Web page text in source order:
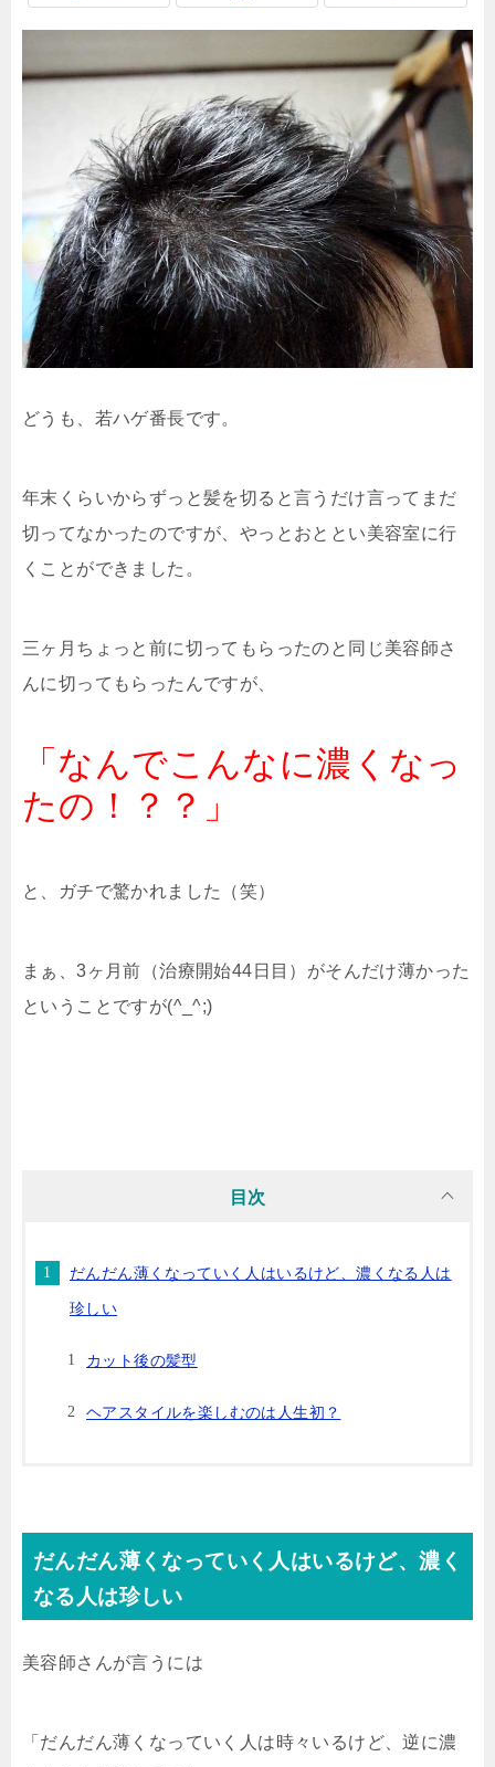
どうも、若ハゲ番長です。
年末くらいからずっと髪を切ると言うだけ言ってまだ
切ってなかったのですが、やっとおととい美容室に行
くことができました。
三ヶ月ちょっと前に切ってもらったのと同じ美容師さ
んに切ってもらったんですが、
「なんでこんなに濃くなっ
たの！？？」
と、ガチで驚かれました（笑）
まぁ、3ヶ月前（治療開始44日目）がそんだけ薄かった
ということですが(^_^;)
目次
だんだん薄くなっていく人はいるけど、濃くなる人は
珍しい
カット後の髪型
ヘアスタイルを楽しむのは人生初？
だんだん薄くなっていく人はいるけど、濃く
なる人は珍しい
美容師さんが言うには
「だんだん薄くなっていく人は時々いるけど、逆に濃